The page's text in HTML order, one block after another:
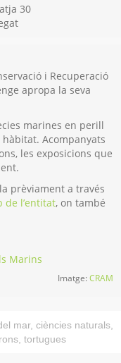
30
i Recuperació
apropa la seva
marines en perill
Acompanyats
les exposicions que
prèviament a través
de l’entitat, on també
Marins
Imatge:CRAM
mar, ciències naturals,
, tortugues